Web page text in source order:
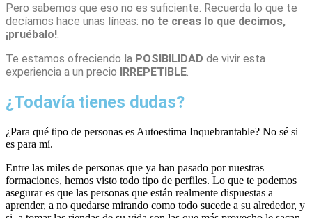
Pero sabemos que eso no es suficiente. Recuerda lo que te
decíamos hace unas líneas: no te creas lo que decimos,
¡pruébalo!.
Te estamos ofreciendo la POSIBILIDAD de vivir esta
experiencia a un precio IRREPETIBLE.
¿Todavía tienes dudas?
¿Para qué tipo de personas es Autoestima Inquebrantable? No sé si
es para mí.
Entre las miles de personas que ya han pasado por nuestras
formaciones, hemos visto todo tipo de perfiles. Lo que te podemos
asegurar es que las personas que están realmente dispuestas a
aprender, a no quedarse mirando como todo sucede a su alrededor, y